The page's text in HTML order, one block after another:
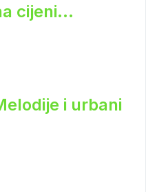
cijeni...
i urbani